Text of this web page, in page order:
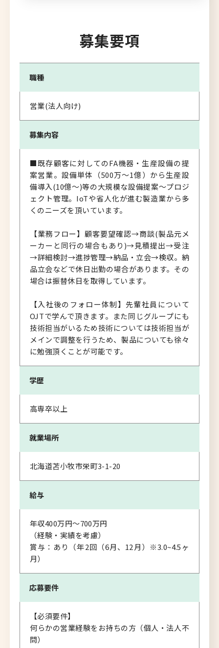
募集要項
職種
営業(法人向け)
募集内容
■既存顧客に対してのFA機器・生産設備の提
案営業。設備単体（500万～1億）から生産設
備導入(10億～)等の大規模な設備提案～プロジ
ェクト管理。IoTや省人化が進む製造業から多
くのニーズを頂いています。
【業務フロー】顧客要望確認→商談(製品元メ
ーカーと同行の場合もあり)→見積提出→受注
→詳細検討→進捗管理→納品・立会→検収。納
品立会などで休日出勤の場合があります。その
場合は振替休日を取得しています。
【入社後のフォロー体制】先輩社員について
OJTで学んで頂きます。また同じグループにも
技術担当がいるため技術については技術担当が
メインで調整を行うため、製品についても徐々
に勉強頂くことが可能です。
学歴
高専卒以上
就業場所
北海道苫小牧市栄町3-1-20
給与
年収400万円～700万円
（経験・実績を考慮）
賞与：あり（年2回（6月、12月）※3.0~4.5ヶ
月）
応募要件
【必須要件】
何らかの営業経験をお持ちの方（個人・法人不
問）